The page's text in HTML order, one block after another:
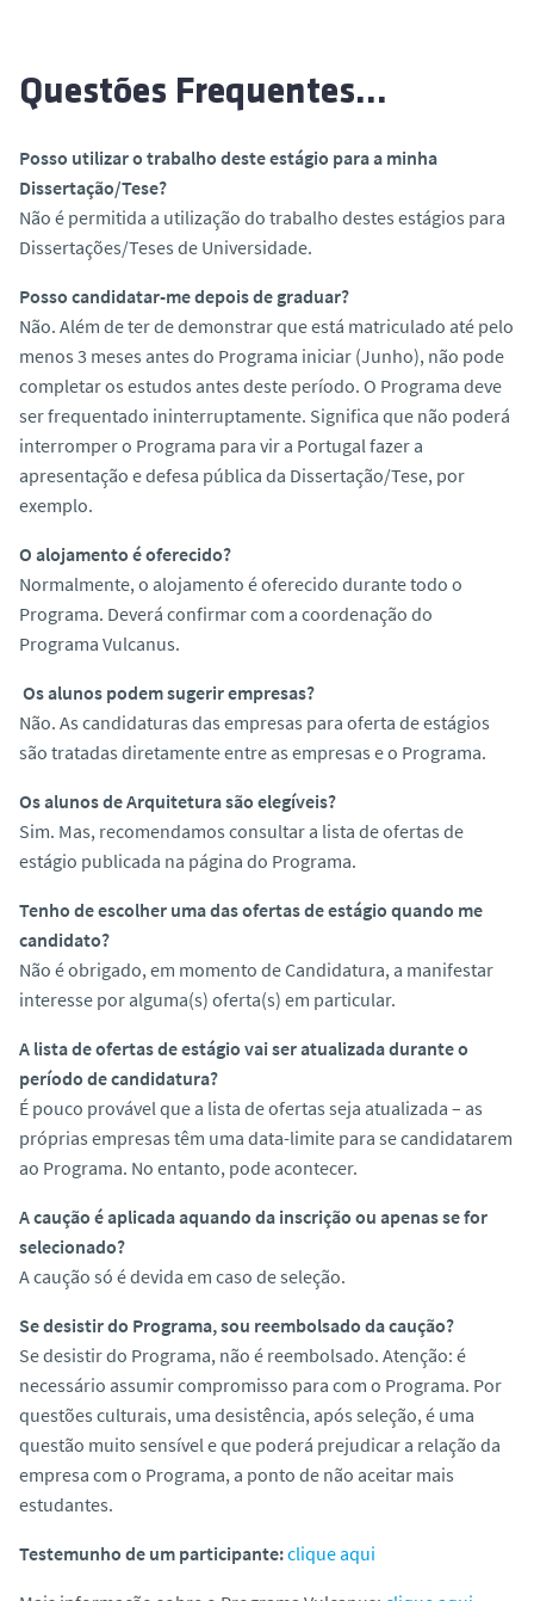
Questões Frequentes…
Posso utilizar o trabalho deste estágio para a minha
Dissertação/Tese?
Não é permitida a utilização do trabalho destes estágios para
Dissertações/Teses de Universidade.
Posso candidatar-me depois de graduar?
Não. Além de ter de demonstrar que está matriculado até pelo
menos 3 meses antes do Programa iniciar (Junho), não pode
completar os estudos antes deste período. O Programa deve
ser frequentado ininterruptamente. Significa que não poderá
interromper o Programa para vir a Portugal fazer a
apresentação e defesa pública da Dissertação/Tese, por
exemplo.
O alojamento é oferecido?
Normalmente, o alojamento é oferecido durante todo o
Programa. Deverá confirmar com a coordenação do
Programa Vulcanus.
Os alunos podem sugerir empresas?
Não. As candidaturas das empresas para oferta de estágios
são tratadas diretamente entre as empresas e o Programa.
Os alunos de Arquitetura são elegíveis?
Sim. Mas, recomendamos consultar a lista de ofertas de
estágio publicada na página do Programa.
Tenho de escolher uma das ofertas de estágio quando me
candidato?
Não é obrigado, em momento de Candidatura, a manifestar
interesse por alguma(s) oferta(s) em particular.
A lista de ofertas de estágio vai ser atualizada durante o
período de candidatura?
É pouco provável que a lista de ofertas seja atualizada – as
próprias empresas têm uma data-limite para se candidatarem
ao Programa. No entanto, pode acontecer.
A caução é aplicada aquando da inscrição ou apenas se for
selecionado?
A caução só é devida em caso de seleção.
Se desistir do Programa, sou reembolsado da caução?
Se desistir do Programa, não é reembolsado. Atenção: é
necessário assumir compromisso para com o Programa. Por
questões culturais, uma desistência, após seleção, é uma
questão muito sensível e que poderá prejudicar a relação da
empresa com o Programa, a ponto de não aceitar mais
estudantes.
Testemunho de um participante:clique aqui